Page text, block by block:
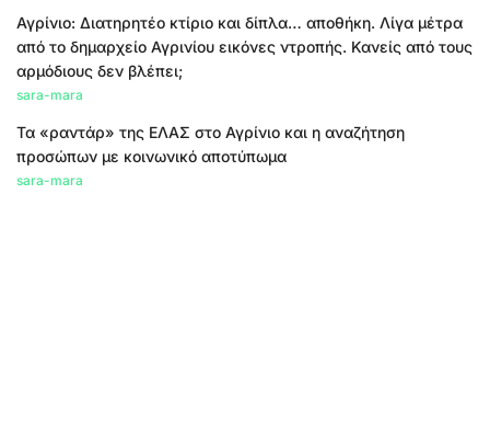
Αγρίνιο: Διατηρητέο κτίριο και δίπλα… αποθήκη. Λίγα μέτρα
από το δημαρχείο Αγρινίου εικόνες ντροπής. Κανείς από τους
αρμόδιους δεν βλέπει;
sara-mara
Τα «ραντάρ» της ΕΛΑΣ στο Αγρίνιο και η αναζήτηση
προσώπων με κοινωνικό αποτύπωμα
sara-mara